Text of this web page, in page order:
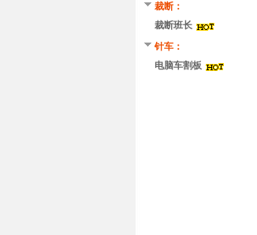
裁断：
裁断班长
针车：
电脑车割板